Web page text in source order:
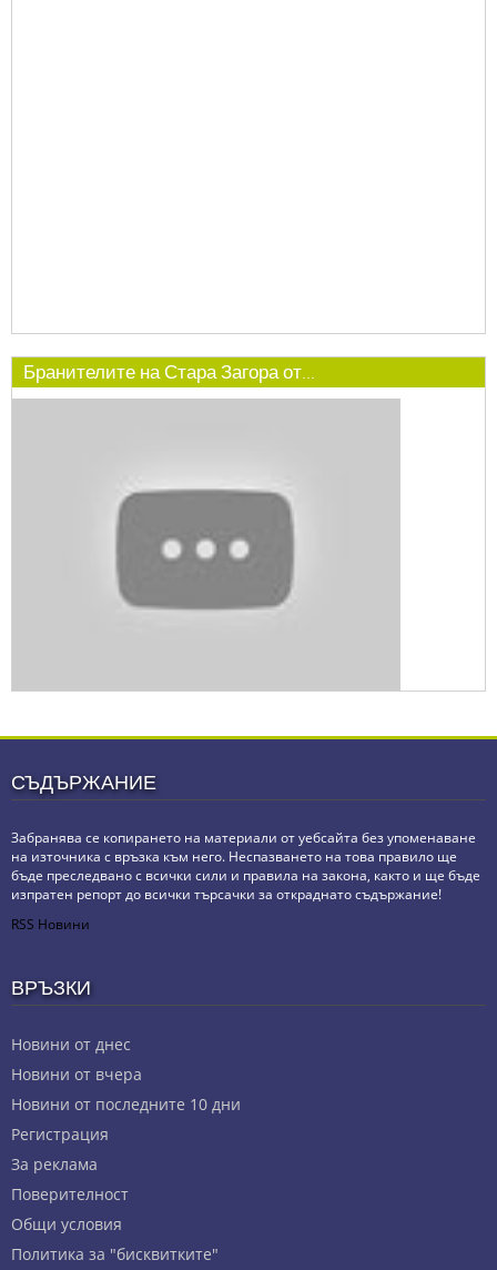
Бранителите на Стара Загора от...
СЪДЪРЖАНИЕ
Забранява се копирането на материали от уебсайта без упоменаване
на източника с връзка към него. Неспазването на това правило ще
бъде преследвано с всички сили и правила на закона, както и ще бъде
изпратен репорт до всички търсачки за откраднато съдържание!
RSS Новини
ВРЪЗКИ
Новини от днес
Новини от вчера
Новини от последните 10 дни
Регистрация
За реклама
Πoвepитeлнocт
Общи условия
Политика за "бисквитките"